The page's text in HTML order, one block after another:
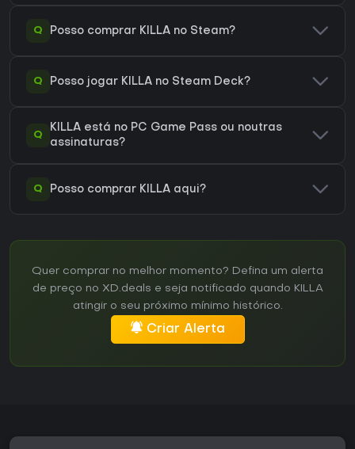
Q Posso comprar KILLA no Steam?
Q Posso jogar KILLA no Steam Deck?
Q
KILLA está no PC Game Pass ou noutras
assinaturas?
Q Posso comprar KILLA aqui?
Quer comprar no melhor momento? Defina um alerta
de preço no XD.deals e seja notificado quando KILLA
atingir o seu próximo mínimo histórico.
Criar Alerta